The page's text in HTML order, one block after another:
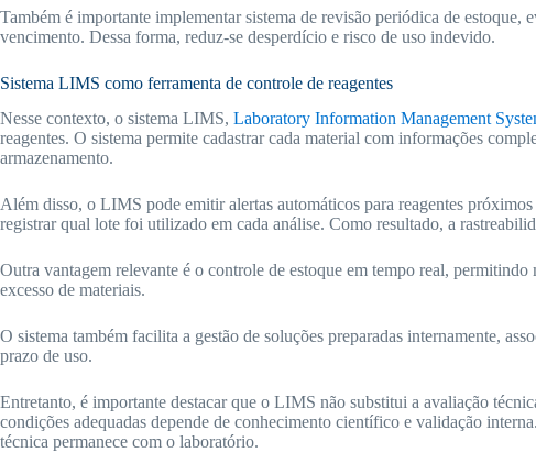
Também é importante implementar sistema de revisão periódica de
vencimento. Dessa forma, reduz-se desperdício e risco de uso indevido.
Sistema LIMS como ferramenta de controle de reagentes
Nesse contexto, o sistema LIMS, Laboratory Information Management
reagentes. O sistema permite cadastrar cada material com informações
armazenamento.
Além disso, o LIMS pode emitir alertas automáticos para reagentes
registrar qual lote foi utilizado em cada análise. Como resultado, a
Outra vantagem relevante é o controle de estoque em tempo real,
excesso de materiais.
O sistema também facilita a gestão de soluções preparadas internamente,
prazo de uso.
Entretanto, é importante destacar que o LIMS não substitui a avaliação
condições adequadas depende de conhecimento científico e validação
técnica permanece com o laboratório.